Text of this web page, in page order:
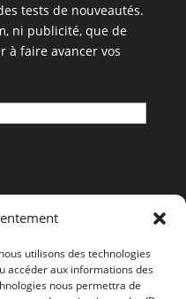
utilisons des technologies
accéder aux informations des
nous permettra de
tests de nouveautés.
ni publicité, que de
à faire avancer vos